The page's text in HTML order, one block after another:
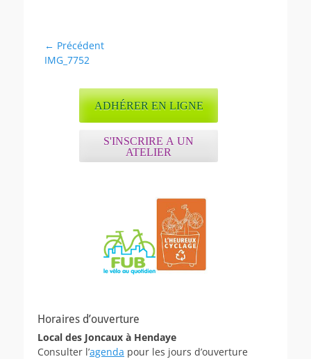
Navigation
de
← Précédent
Article
IMG_7752
ADHÉRER EN LIGNE
S'INSCRIRE A UN
ATELIER
Horaires d’ouverture
Local des Joncaux à Hendaye
Consulter l’agenda pour les jours d’ouverture